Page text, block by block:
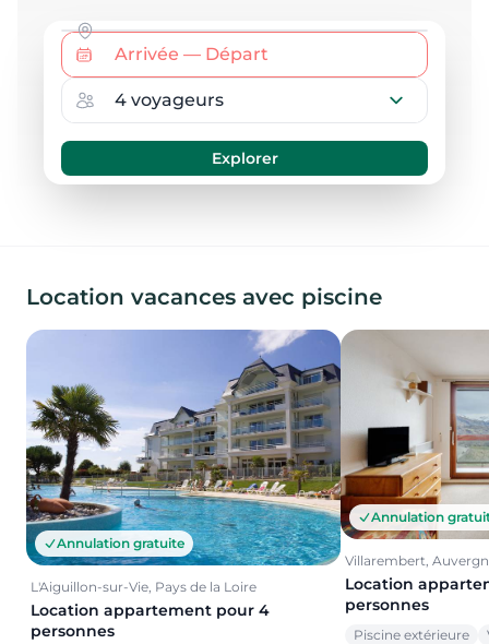
Location vacances avec piscine
Annulation gratuite
L'Aiguillon-sur-Vie, Pays de la Loire
Location appartement pour 4
personnes
Annulation
Villarembert,
Location
personnes
Piscine extérieure